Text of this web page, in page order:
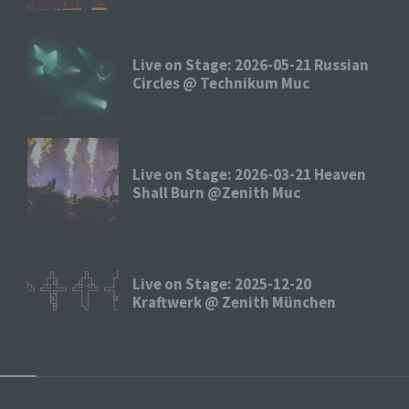
Live on Stage: 2026-05-21 Russian
Circles @ Technikum Muc
Live on Stage: 2026-03-21 Heaven
Shall Burn @Zenith Muc
Live on Stage: 2025-12-20
Kraftwerk @ Zenith München
f) Pseudonymisierung
personenbezogener Daten in einer Weise, auf
welche die personenbezogenen Daten ohne
Hinzuziehung zusätzlicher Informationen nicht
mehr einer spezifischen betroffenen Person
zugeordnet werden können, sofern diese
zusätzlichen Informationen gesondert aufbewahrt
identifizierten oder identifizierbaren natürlichen
Person zugewiesen werden.